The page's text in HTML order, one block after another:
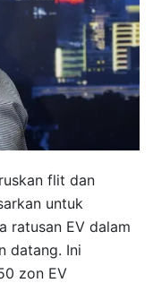
flit dan
untuk
ratusan EV dalam
datang. Ini
zon EV